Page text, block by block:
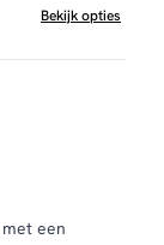
Bekijk opties
een